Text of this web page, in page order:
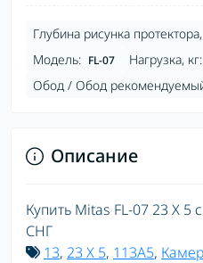
Глубина рисунка
Модель: FL-07 Нагрузка, кг:
Обод / Обод
Описание
Купить Mitas FL-07 23 X 5
СНГ
13, 23 X 5, 113A5,